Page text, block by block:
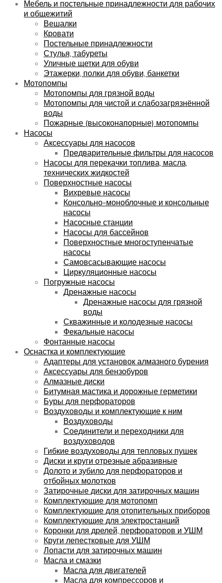
Мебель и постельные принадлежности для рабочих
и общежитий
Вешалки
Кровати
Постельные принадлежности
Стулья, табуреты
Уличные щетки для обуви
Этажерки, полки для обуви, банкетки
Мотопомпы
Мотопомпы для грязной воды
Мотопомпы для чистой и слабозагрязнённой
воды
Пожарные (высоконапорные) мотопомпы
Насосы
Аксессуары для насосов
Предварительные фильтры для насосов
Насосы для перекачки топлива, масла,
технических жидкостей
Поверхностные насосы
Вихревые насосы
Консольно-моноблочные и консольные
насосы
Насосные станции
Насосы для бассейнов
Поверхностные многоступенчатые
насосы
Самовсасывающие насосы
Циркуляционные насосы
Погружные насосы
Дренажные насосы
Дренажные насосы для грязной
воды
Скважинные и колодезные насосы
Фекальные насосы
Фонтанные насосы
Оснастка и комплектующие
Адаптеры для установок алмазного бурения
Аксессуары для бензобуров
Алмазные диски
Битумная мастика и дорожные герметики
Буры для перфораторов
Воздуховоды и комплектующие к ним
Воздуховоды
Соединители и переходники для
воздуховодов
Гибкие воздуховоды для тепловых пушек
Диски и круги отрезные абразивные
Долото и зубило для перфораторов и
отбойных молотков
Затирочные диски для затирочных машин
Комплектующие для мотопомп
Комплектующие для отопительных приборов
Комплектующие для электростанций
Коронки для дрелей, перфораторов и УШМ
Круги лепестковые для УШМ
Лопасти для затирочных машин
Масла и смазки
Масла для двигателей
Масла для компрессоров и